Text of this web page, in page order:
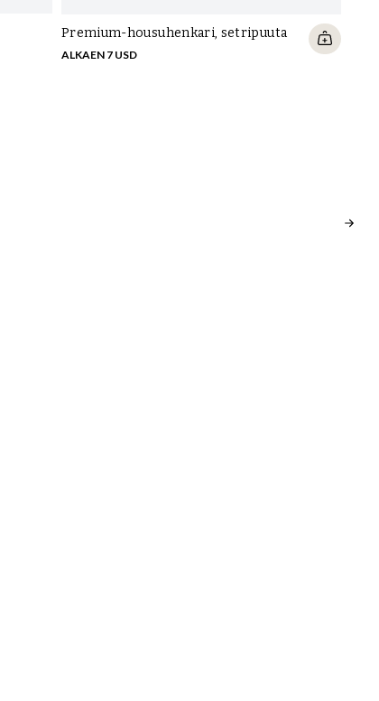
Premium-housuhenkari, setripuuta
ALKAEN 7 USD